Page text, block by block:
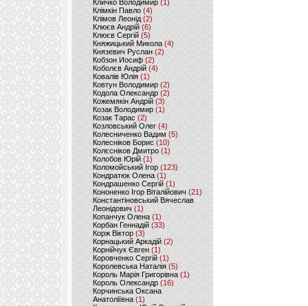
Кличко Володимир (1)
Клімкін Павло (4)
Клімов Леонід(2)
Клюєв Андрій(6)
Клюєв Сергій (5)
Княжицький Микола(4)
Князевич Руслан (2)
Кобзон Иосиф(2)
Коболєв Андрій (4)
Ковалів Юлія(1)
Ковтун Володимир (2)
Кодола Олександр (2)
Кожемякін Андрій (3)
Козак Володимир (1)
Козак Тарас (2)
Козловський Олег(4)
Колесниченко Вадим (5)
Колесніков Борис (10)
Колєсніков Дмитро (1)
Колобов Юрій (1)
Коломойський Ігор (123)
Кондратюк Олена(1)
Кондрашенко Сергій (1)
Кононенко Ігор Віталійович (21)
Константіновський Вячеслав
Леонідович (1)
Копанчук Олена (1)
Корбан Геннадій (33)
Корж Віктор (3)
Корнацький Аркадій (2)
Корнійчук Євген (1)
Коровченко Сергій (1)
Королевська Наталія(5)
Король Марія Григорівна (1)
Король Олександр (16)
Корчинська Оксана
Анатоліївна (1)